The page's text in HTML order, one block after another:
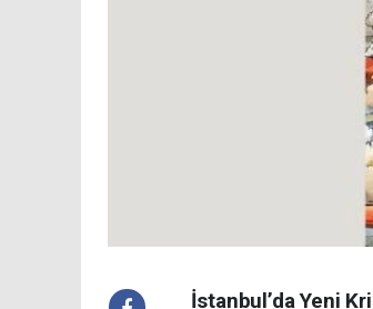
İstanbul’da Yeni